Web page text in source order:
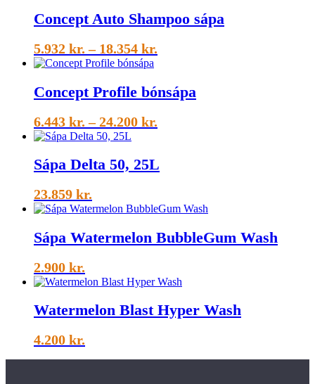
through
Concept Auto Shampoo sápa
5.932 kr. – 18.354 kr.
through
Concept Profile bónsápa
6.443 kr. – 24.200 kr.
through
Sápa Delta 50, 25L
23.859 kr.
Sápa Watermelon BubbleGum Wash
2.900 kr.
Watermelon Blast Hyper Wash
4.200 kr.